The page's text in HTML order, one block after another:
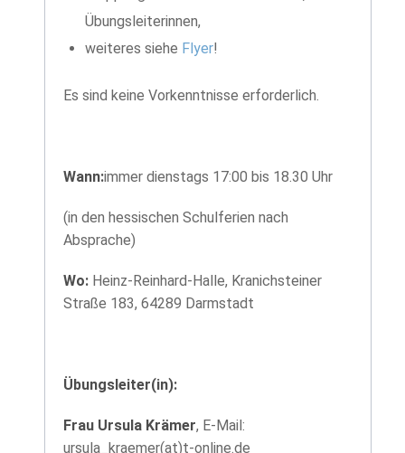
Übungsleiterinnen,
weiteres siehe Flyer!
Es sind keine Vorkenntnisse erforderlich.
Wann:immer dienstags 17:00 bis 18.30 Uhr
(in den hessischen Schulferien nach
Absprache)
Wo: Heinz-Reinhard-Halle, Kranichsteiner
Straße 183, 64289 Darmstadt
Übungsleiter(in):
Frau Ursula Krämer, E-Mail:
ursula_kraemer(at)t-online.de